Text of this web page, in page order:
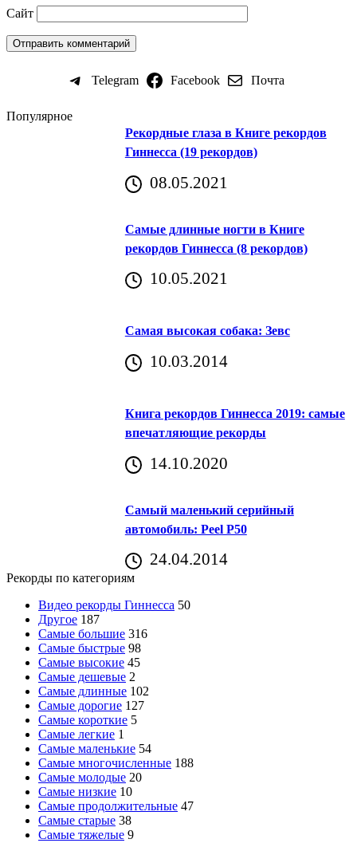
Сайт
Telegram Facebook Почта
Популярное
Рекордные глаза в Книге рекордов
Гиннесса (19 рекордов)
08.05.2021
Самые длинные ногти в Книге
рекордов Гиннесса (8 рекордов)
10.05.2021
Самая высокая собака: Зевс
10.03.2014
Книга рекордов Гиннесса 2019: самые
впечатляющие рекорды
14.10.2020
Самый маленький серийный
автомобиль: Peel P50
24.04.2014
Рекорды по категориям
Видео рекорды Гиннесса 50
Другое 187
Самые большие 316
Самые быстрые 98
Самые высокие 45
Самые дешевые 2
Самые длинные 102
Самые дорогие 127
Самые короткие 5
Самые легкие 1
Самые маленькие 54
Самые многочисленные 188
Самые молодые 20
Самые низкие 10
Самые продолжительные 47
Самые старые 38
Самые тяжелые 9